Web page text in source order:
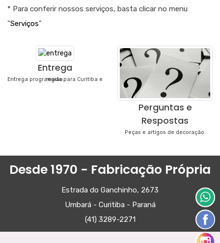
* Para conferir nossos serviços, basta clicar no menu
"Serviços"
Entrega
Entrega programada para Curitiba e região.
Perguntas e
Respostas
Peças e artigos de decoração.
Desde 1970 - Fabricação Própria
Estrada do Ganchinho, 2673
Umbará - Curitiba - Paraná
(41) 3289-2271